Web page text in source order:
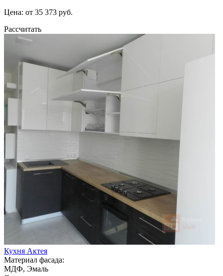
Цена: от 35 373 руб.
Рассчитать
Кухня Актея
Материал фасада:
МДФ, Эмаль